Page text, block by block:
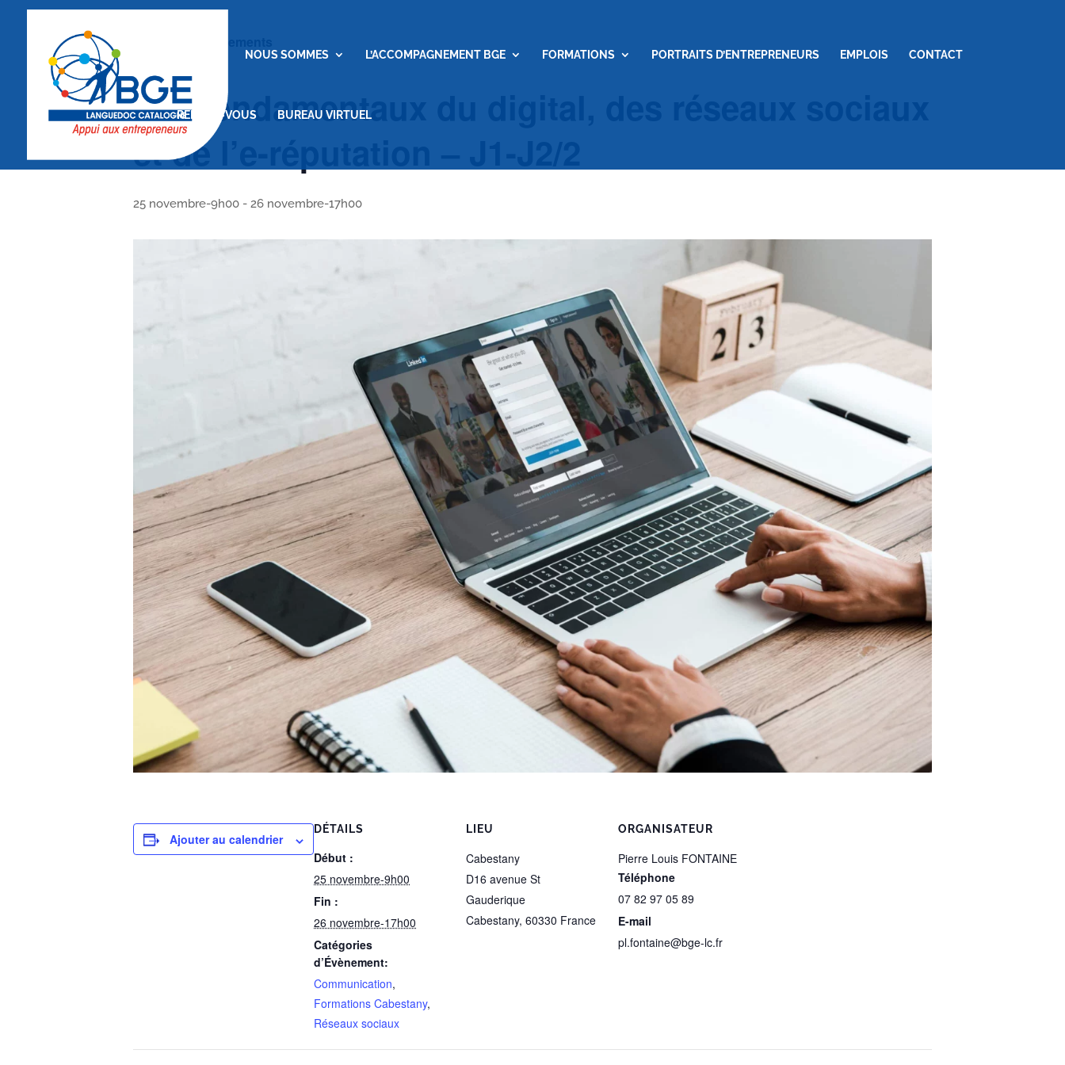
NOUS SOMMES L’ACCOMPAGNEMENT BGE FORMATIONS PORTRAITS D’ENTREPRENEURS EMPLOIS CONTACT
RENDEZ-VOUS BUREAU VIRTUEL
Les fondamentaux du digital, des réseaux sociaux
et de l’e-réputation – J1-J2/2
25 novembre-9h00 - 26 novembre-17h00
Ajouter au calendrier
DÉTAILS
Début :
25 novembre-9h00
Fin :
26 novembre-17h00
Catégories
d’Évènement:
Communication,
Formations Cabestany,
Réseaux sociaux
LIEU
Cabestany
D16 avenue St
Gauderique
Cabestany, 60330 France
ORGANISATEUR
Pierre Louis FONTAINE
Téléphone
07 82 97 05 89
E-mail
pl.fontaine@bge-lc.fr